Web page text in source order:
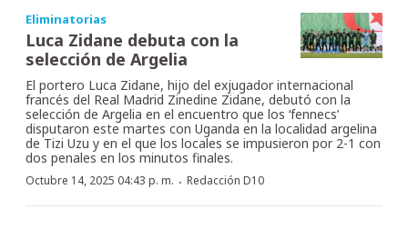
Eliminatorias
Luca Zidane debuta con la
selección de Argelia
El portero Luca Zidane, hijo del exjugador internacional
francés del Real Madrid Zinedine Zidane, debutó con la
selección de Argelia en el encuentro que los ‘fennecs’
disputaron este martes con Uganda en la localidad argelina
de Tizi Uzu y en el que los locales se impusieron por 2-1 con
dos penales en los minutos finales.
Octubre 14, 2025 04:43 p. m. · Redacción D10